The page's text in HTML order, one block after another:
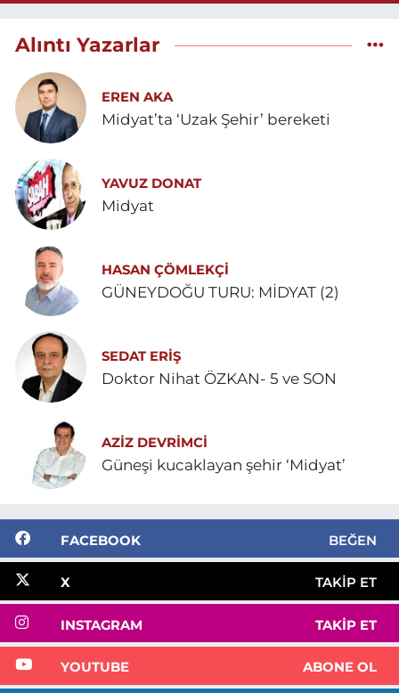
Alıntı Yazarlar
EREN AKA
Midyat’ta ‘Uzak Şehir’ bereketi
YAVUZ DONAT
Midyat
HASAN ÇÖMLEKÇİ
GÜNEYDOĞU TURU: MİDYAT (2)
SEDAT ERİŞ
Doktor Nihat ÖZKAN- 5 ve SON
AZIZ DEVRIMCI
Güneşi kucaklayan şehir ‘Midyat’
FACEBOOK BEĞEN
X TAKIP ET
INSTAGRAM TAKIP ET
YOUTUBE ABONE OL